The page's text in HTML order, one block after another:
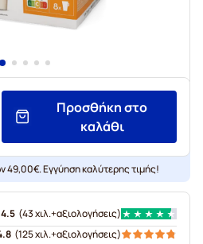
Προσθήκη στο
καλάθι
Εγγύηση καλύτερης τιμής!
4.5 (43 χιλ.+αξιολογήσεις)
(125 χιλ.+αξιολογήσεις)